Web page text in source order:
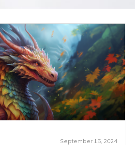
September 15, 2024